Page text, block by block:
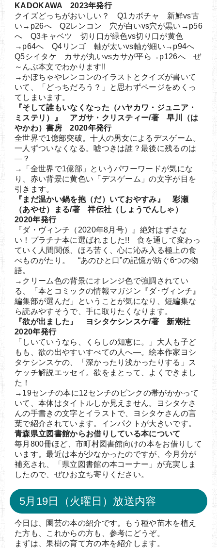
KADOKAWA 2023年発行
クイズどっちがおいしい？ Q1カボチャ 新鮮vs古
い→p26へ Q2レンコン 穴が白いvs穴が黒い→p56
へ Q3キャベツ 切り口が緑色vs切り口が黄色
→p64へ Q4リンゴ 軸が太いvs軸が細い→p94へ
Q5シイタケ カサが丸いvsカサが平ら→p126へ ぜ
～んぶ本文でわかります!!
→かぼちゃやレンコンのイラストとクイズが書いて
いて、「どっちだろう？」と思わずページをめくっ
てしまいます。
『そして誰もいなくなった（ハヤカワ・ジュニア・
ミステリ）』 アガサ・クリスティー/著 早川（は
やかわ）書房 2020年発行
全世界で1億部突破。十人の男女によるデスゲーム。
一人ずついなくなる。嘘つきは誰？最後に残るのは
―？
→「全世界で1億部」というパワーワードが気にな
り、赤い背景に黄色い「デスゲーム」の文字が目を
引きます。
『まだ温かい鍋を抱（だ）いておやすみ』 彩瀬
（あやせ）まる/著 祥伝社（しょうでんしゃ）
2020年発行
『ダ・ヴィンチ（2020年8月号）』絶対はずさな
い！プラチナ本に選ばれました!! 食を通して変わっ
ていく人間関係、ほろ苦く、心に沁み入る極上の食
べものがたり。 “あのひと口”の記憶が紡ぐ6つの物
語。
→クリーム色の背景にオレンジ色で強調されてい
る、「本とコミックの情報マガジン『ダ･ヴィンチ』
編集部が選んだ」ということが気になり、短編集な
ら読みやすそうで、手に取りたくなります。
『欲が出ました』 ヨシタケシンスケ/著 新潮社
2020年発行
「しいていうなら、くらしの知恵に。」大人も子ど
もも、欲の出やすいすべての人へ―。絵本作家ヨシ
タケシンスケの、「深かったり浅かったりする」ス
ケッチ解説エッセイ。欲をまとって、よくできまし
た！
→19センチの本に12センチのピンクの帯がかかって
いて、本体はタイトルしか見えません。ヨシタケさ
んの手書きの文字とイラストで、ヨシタケさんの言
葉で紹介されています。インパクトが大きいです。
青森県立図書館からお借りしている本について
毎月800冊ほど、市町村図書館向けの本をお借りして
います。最近は本が少なかったのですが、今月分が
補充され、「県立図書館の本コーナー」が充実しま
したので、ぜひお立ち寄りください。
5月19日（火曜日）放送内容
今日は、園芸の本の紹介です。もう種や苗木を植え
た方も、これからの方も、参考にどうぞ。
まずは、果樹の育て方の本を紹介します。